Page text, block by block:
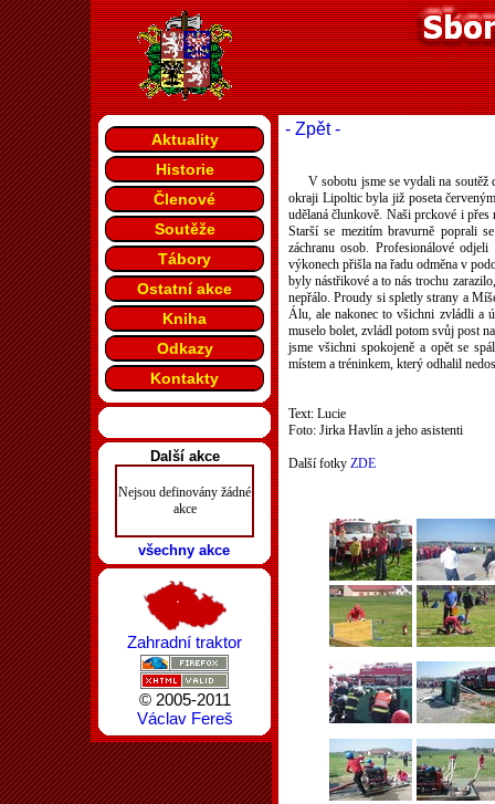
- Zpět -
V sobotu jsme se vydali na soutěž
okraji Lipoltic byla již poseta
udělaná člunkově. Naši prckové i
Starší se mezitím bravurně poprali
záchranu osob. Profesionálové
výkonech přišla na řadu odměna v
byly nástřikové a to nás trochu
nepřálo. Proudy si spletly strany a
Álu, ale nakonec to všichni zvládli a
muselo bolet, zvládl potom svůj post
jsme všichni spokojeně a opět se
místem a tréninkem, který odhalil
Text: Lucie
Foto: Jirka Havlín a jeho asistenti
Další fotky ZDE
Aktuality
Historie
Členové
Soutěže
Tábory
Ostatní akce
Kniha
Odkazy
Kontakty
Další akce
Nejsou definovány žádné
akce
všechny akce
Zahradní traktor
© 2005-2011
Václav Fereš